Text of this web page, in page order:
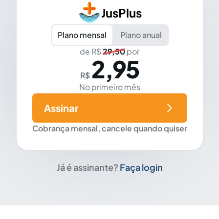
JusPlus
Plano mensal
Plano anual
de R$29,50por
R$ 2,95
No primeiro mês
Cobrança mensal, cancele quando quiser
Assinar
Já é assinante? Faça login